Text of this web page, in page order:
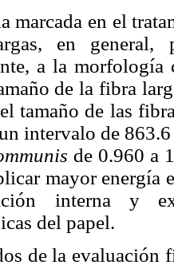
marcada en el
en general,
a la
de la fibra
tamaño de las
intervalo de
de 0.960 a
mayor energía
interna y
del papel.
de la evaluación